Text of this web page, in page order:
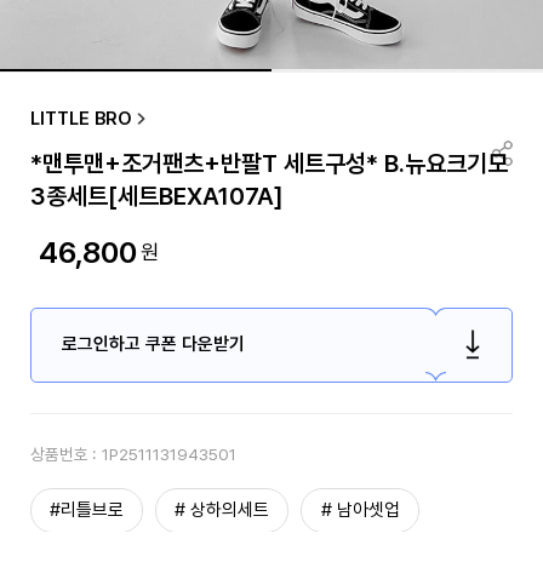
LITTLE BRO
*맨투맨+조거팬츠+반팔T 세트구성* B.뉴요크기모
3종세트[세트BEXA107A]
46,800원
로그인하고 쿠폰 다운받기
상품번호 : 1P2511131943501
#리틀브로 # 상하의세트 # 남아셋업